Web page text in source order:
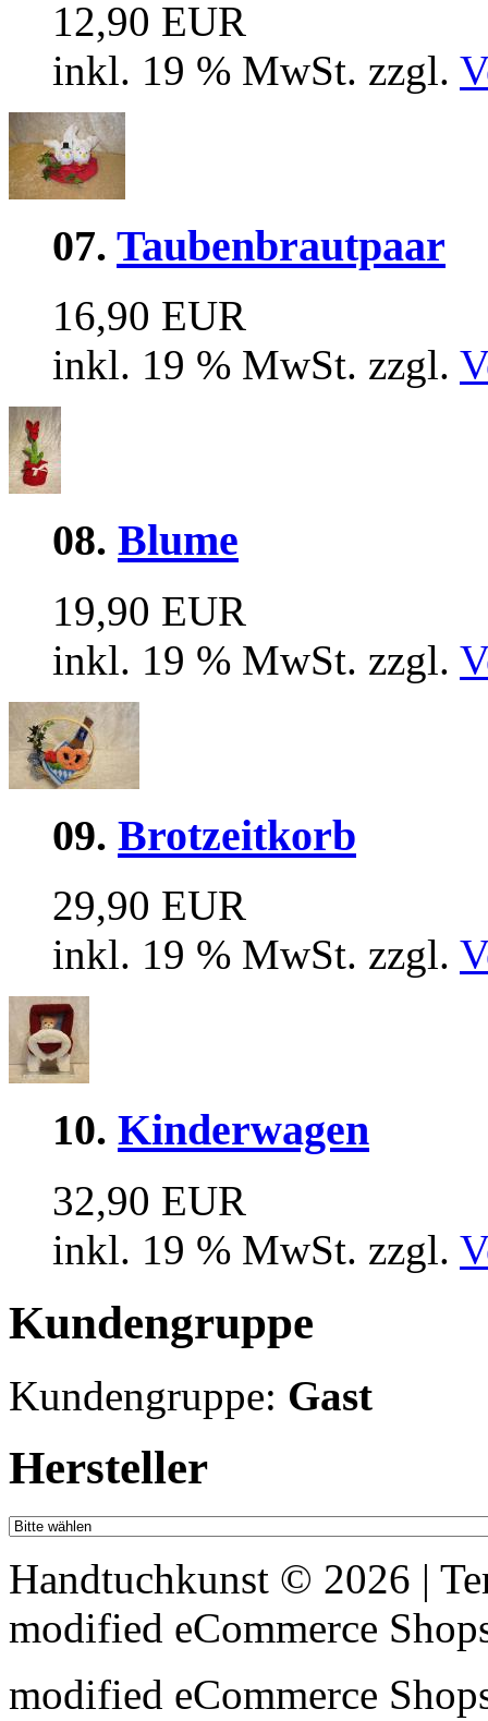
12,90 EUR
inkl. 19 % MwSt. zzgl.
07. Taubenbrautpaar
16,90 EUR
inkl. 19 % MwSt. zzgl.
08. Blume
19,90 EUR
inkl. 19 % MwSt. zzgl.
09. Brotzeitkorb
29,90 EUR
inkl. 19 % MwSt. zzgl.
10. Kinderwagen
32,90 EUR
inkl. 19 % MwSt. zzgl.
Kundengruppe
Kundengruppe: Gast
Hersteller
Handtuchkunst © 2026 |
modified eCommerce
modified eCommerce